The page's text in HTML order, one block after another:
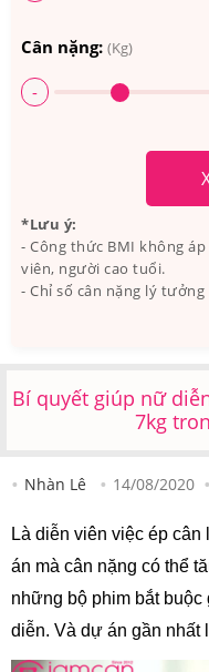
Cân nặng: (Kg)
-
*Lưu ý:
- Công thức BMI không
viên, người cao tuổi.
- Chỉ số cân nặng lý
Bí quyết giúp nữ
7kg
Nhàn Lê 14/08/2020
Là diễn viên việc ép
án mà cân nặng có thể
những bộ phim bắt
diễn. Và dự án gần nhất